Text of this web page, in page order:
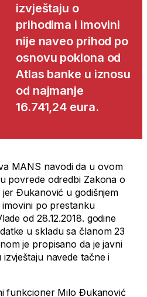
izvještaju o
prihodima i imovini
nije naveo prihod po
osnovu poklona od
Atlas banke u iznosu
od najmanje
16.741,24 eura.
MANS navodi da u ovom
povrede odredbi Zakona o
Đukanović u godišnjem
po prestanku
od 28.12.2018. godine
u skladu sa članom 23
je propisano da je javni
navede tačne i
funkcioner Milo Đukanović